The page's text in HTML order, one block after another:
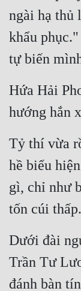
ngài hạ thủ
khẩu
tự biến
Hứa Hải
hướng hắn
Tỷ thí vừa
hề biểu
gì, chỉ như
tốn cúi thấp.
Dưới đài
Trần Tư
đánh bàn